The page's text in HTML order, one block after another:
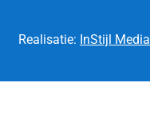
Realisatie: InStijl Media